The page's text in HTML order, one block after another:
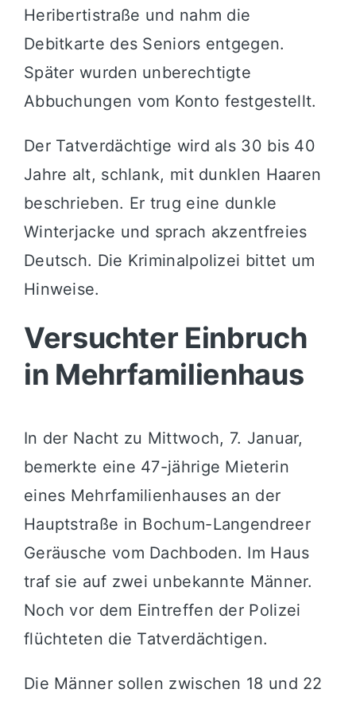
Heribertistraße und nahm die
Debitkarte des Seniors entgegen.
Später wurden unberechtigte
Abbuchungen vom Konto festgestellt.
Der Tatverdächtige wird als 30 bis 40
Jahre alt, schlank, mit dunklen Haaren
beschrieben. Er trug eine dunkle
Winterjacke und sprach akzentfreies
Deutsch. Die Kriminalpolizei bittet um
Hinweise.
Versuchter Einbruch
in Mehrfamilienhaus
In der Nacht zu Mittwoch, 7. Januar,
bemerkte eine 47-jährige Mieterin
eines Mehrfamilienhauses an der
Hauptstraße in Bochum-Langendreer
Geräusche vom Dachboden. Im Haus
traf sie auf zwei unbekannte Männer.
Noch vor dem Eintreffen der Polizei
flüchteten die Tatverdächtigen.
Die Männer sollen zwischen 18 und 22